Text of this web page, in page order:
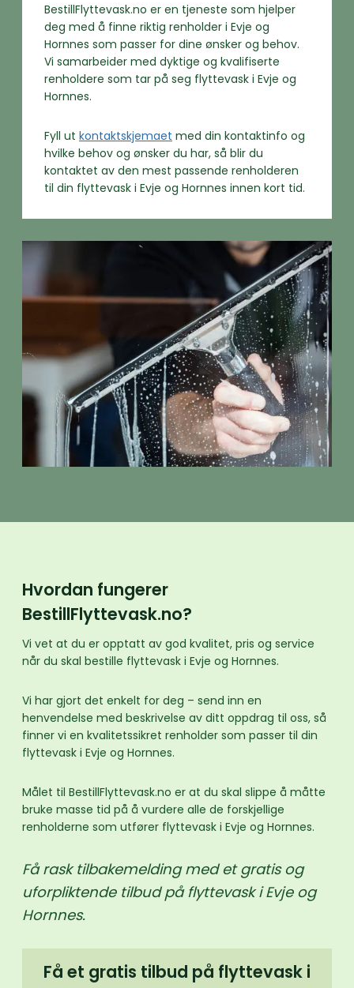
BestillFlyttevask.no er en tjeneste som hjelper
deg med å finne riktig renholder i Evje og
Hornnes som passer for dine ønsker og behov.
Vi samarbeider med dyktige og kvalifiserte
renholdere som tar på seg flyttevask i Evje og
Hornnes.
Fyll ut kontaktskjemaet med din kontaktinfo og
hvilke behov og ønsker du har, så blir du
kontaktet av den mest passende renholderen
til din flyttevask i Evje og Hornnes innen kort tid.
Hvordan fungerer
BestillFlyttevask.no?
Vi vet at du er opptatt av god kvalitet, pris og service
når du skal bestille flyttevask i Evje og Hornnes.
Vi har gjort det enkelt for deg – send inn en
henvendelse med beskrivelse av ditt oppdrag til oss, så
finner vi en kvalitetssikret renholder som passer til din
flyttevask i Evje og Hornnes.
Målet til BestillFlyttevask.no er at du skal slippe å måtte
bruke masse tid på å vurdere alle de forskjellige
renholderne som utfører flyttevask i Evje og Hornnes.
Få rask tilbakemelding med et gratis og
uforpliktende tilbud på flyttevask i Evje og
Hornnes.
Få et gratis tilbud på flyttevask i